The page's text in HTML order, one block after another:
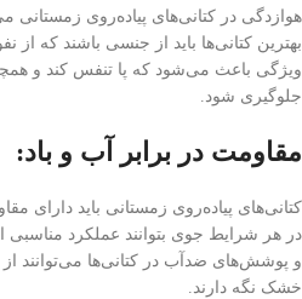
هوازدگی در کتانی‌های پیاده‌روی
بهترین کتانی‌ها باید از جنسی باشند که از
ویژگی باعث می‌شود که پا تنفس کند و
جلوگیری شود.
مقاومت در برابر آب و باد:
کتانی‌های پیاده‌روی زمستانی باید دارای
در هر شرایط جوی بتوانند عملکرد مناسبی
و پوشش‌های ضدآب در کتانی‌ها می‌توانند از
خشک نگه دارند.